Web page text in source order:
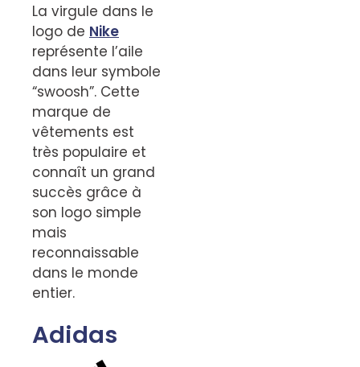
La virgule dans le
logo de Nike
représente l’aile
dans leur symbole
“swoosh”. Cette
marque de
vêtements est
très populaire et
connaît un grand
succès grâce à
son logo simple
mais
reconnaissable
dans le monde
entier.
Adidas